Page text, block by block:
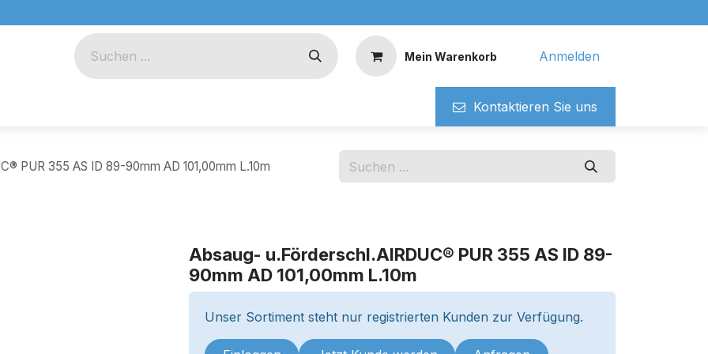
Mein Warenkorb Anmelden
Kontaktieren ​​Si​​e uns
PUR 355 AS ID 89-90mm AD 101,00mm L.10m
Absaug- u.Förderschl.AIRDUC® PUR 355 AS ID 89-
90mm AD 101,00mm L.10m
Unser Sortiment steht nur registrierten Kunden zur Verfügung.